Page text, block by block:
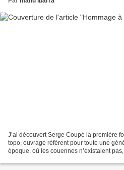
J’ai découvert Serge Coupé la première
topo, ouvrage référent pour toute une
époque, où les couennes n’existaient